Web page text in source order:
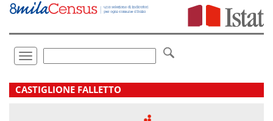
Vai
direttamente
Toggle
navigation
.
CASTIGLIONE FALLETTO